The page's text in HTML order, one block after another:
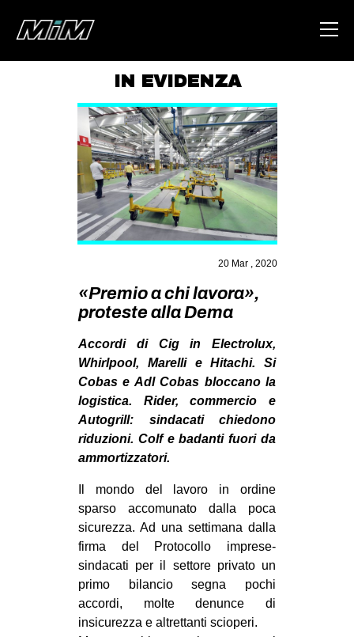
ABOUT
AREA
DEGENERAZIONE
GAZA FREESTYLE
STUDENTI TSUNAMI
MILANO
SPAZI
SPORT POPOLARE
AMBIENTE
ANTIFASCISMO
DIRITTO ALL’ABITARE
GENERI
MIGRAZIONI
IN EVIDENZA
20 Mar , 2020
«Premio a chi lavora»,
proteste alla Dema
Accordi di Cig in Electrolux,
Whirlpool, Marelli e Hitachi. Si
Cobas e Adl Cobas bloccano la
logistica. Rider, commercio e
Autogrill: sindacati chiedono
riduzioni. Colf e badanti fuori da
ammortizzatori.
Il mondo del lavoro in ordine
sparso accomunato dalla poca
sicurezza. Ad una settimana dalla
firma del Protocollo imprese-
sindacati per il settore privato un
primo bilancio segna pochi
accordi, molte denunce di
insicurezza e altrettanti scioperi.